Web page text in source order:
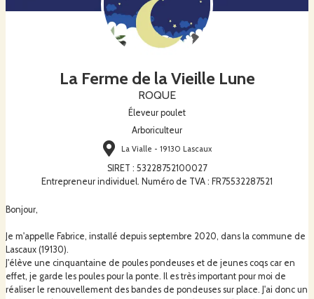
La Ferme de la Vieille Lune
ROQUE
Éleveur poulet
Arboriculteur
La Vialle - 19130 Lascaux
SIRET : 53228752100027
Entrepreneur individuel. Numéro de TVA : FR75532287521
Bonjour,
Je m'appelle Fabrice, installé depuis septembre 2020, dans la commune de
Lascaux (19130).
J'élève une cinquantaine de poules pondeuses et de jeunes coqs car en
effet, je garde les poules pour la ponte. Il es très important pour moi de
réaliser le renouvellement des bandes de pondeuses sur place. J'ai donc un